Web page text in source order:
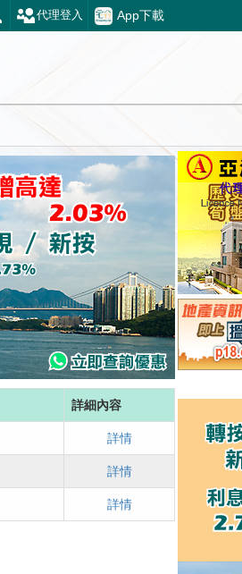
App下載
代理登入
詳細內容
詳情
詳情
詳情